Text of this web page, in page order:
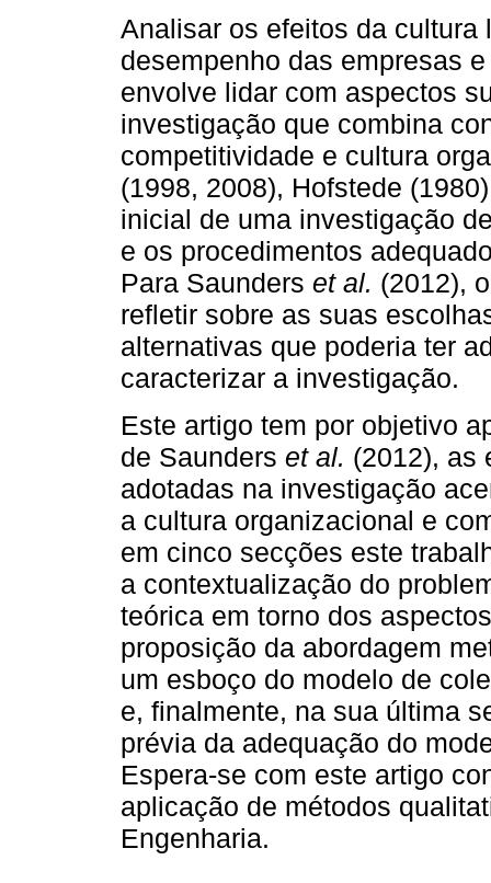
Analisar os efeitos da
desempenho das empresas
envolve lidar com aspectos
investigação que combina
competitividade e cultura
(1998, 2008), Hofstede
inicial de uma investigação
e os procedimentos
Para Saunders et al. (2012),
refletir sobre as suas
alternativas que poderia ter
caracterizar a investigação.
Este artigo tem por objetivo
de Saunders et al. (2012), as
adotadas na investigação
a cultura organizacional e
em cinco secções este
a contextualização do
teórica em torno dos
proposição da abordagem
um esboço do modelo de
e, finalmente, na sua última
prévia da adequação do
Espera-se com este artigo
aplicação de métodos
Engenharia.